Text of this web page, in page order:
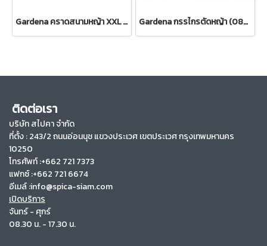
Gardena คราดสนามหญ้า XXL แบบพับเก็บได้ (สำหรับต่อด้ามจับ) (03107-20) Gardena กรรไกรตัดหญ้า (08733-20)
ติดต่อเรา
บริษัท สไปคา จำกัด
ที่ตั้ง :243/2 ถนนอ่อนนุช แขวงประเวศ เขตประเวศ กรุงเทพมหานคร
10250
โทรศัพท์ :+662 721 7373
แฟกซ์ :+662 721 6674
อีเมล์ :info@spica-siam.com
เปิดบริการ
จันทร์ - ศุกร์
08.30 น. - 17.30 น.